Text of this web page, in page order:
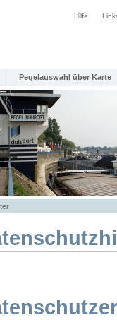
Hilfe
Pegelauswahl über Karte